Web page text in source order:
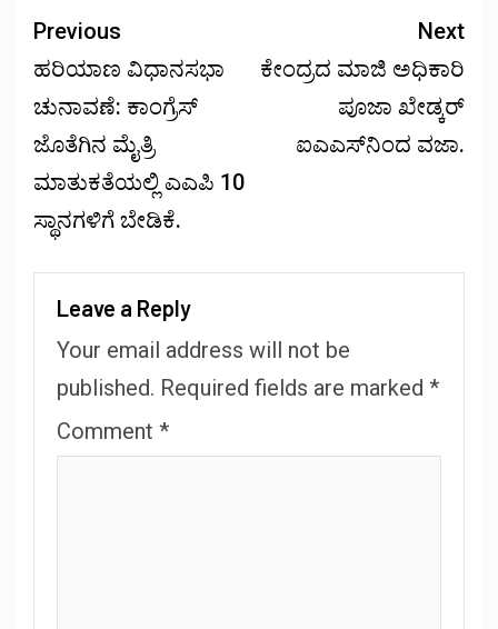
Previous
ಹರಿಯಾಣ ವಿಧಾನಸಭಾ
ಚುನಾವಣೆ: ಕಾಂಗ್ರೆಸ್
ಜೊತೆಗಿನ ಮೈತ್ರಿ
ಮಾತುಕತೆಯಲ್ಲಿ ಎಎಪಿ 10
ಸ್ಥಾನಗಳಿಗೆ ಬೇಡಿಕೆ.
Next
ಕೇಂದ್ರದ ಮಾಜಿ ಅಧಿಕಾರಿ
ಪೂಜಾ ಖೇಡ್ಕರ್
ಐಎಎಸ್‌ನಿಂದ ವಜಾ.
Leave a Reply
Your email address will not be
published. Required fields are marked *
Comment *